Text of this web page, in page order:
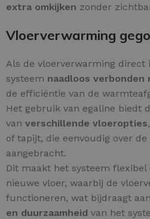
extra omkijken zonder
Vloerverwarming
Als de vloerverwarming direct
systeem naadloos
de efficiëntie van de
Het gebruik van egaline biedt
van verschillende vloeropties
of tapijt, die eenvoudig over
aangebracht.
Dit maakt het systeem flexibel
nieuwe vloer, waarbij de
functioneren, wat bijdraagt
en duurzaamheid van het